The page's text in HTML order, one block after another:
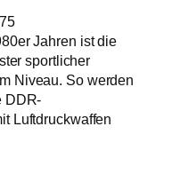
Jahren ist die
sportlicher
Niveau. So werden
DDR-
Luftdruckwaffen